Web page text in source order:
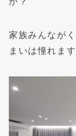
家族みんなが
まいは憧れます